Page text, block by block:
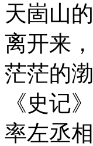
天崮山
离开来
茫茫的渤
《史记
率左丞